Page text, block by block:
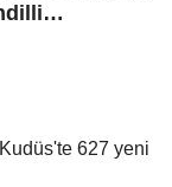
627 yeni